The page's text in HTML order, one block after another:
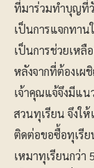
ที่มาร่วมทำบุญที่
เป็นการแจกทาน
เป็นการช่วยเหลื
หลังจากที่ต้องเผ
เจ้าคุณแจ้จึงมีแน
สวนทุเรียน จึงใ
ติดต่อขอซื้อทุเรี
เหมาทุเรียนกว่า